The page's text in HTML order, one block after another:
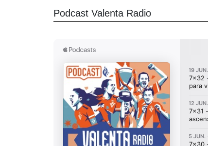
Podcast Valenta Radio